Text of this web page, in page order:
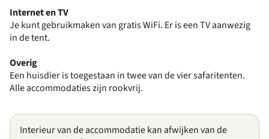
Internet en TV
Je kunt gebruikmaken van gratis WiFi. Er is een TV aanwezig
in de tent.
Overig
Een huisdier is toegestaan in twee van de vier safaritenten.
Alle accommodaties zijn rookvrij.
Interieur van de accommodatie kan afwijken van de